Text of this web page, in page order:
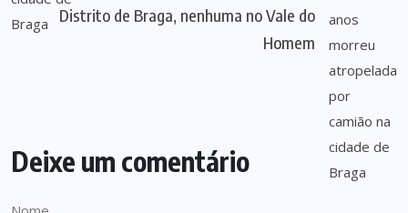
Distrito de Braga, nenhuma no Vale do
Homem
Deixe um comentário